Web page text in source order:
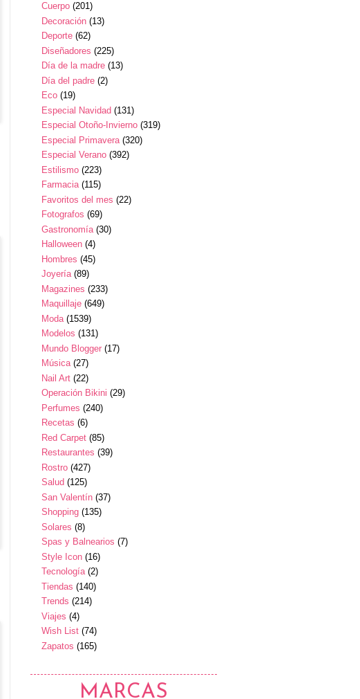
Cuerpo (201)
Decoración (13)
Deporte (62)
Diseñadores (225)
Día de la madre (13)
Día del padre (2)
Eco (19)
Especial Navidad (131)
Especial Otoño-Invierno (319)
Especial Primavera (320)
Especial Verano (392)
Estilismo (223)
Farmacia (115)
Favoritos del mes (22)
Fotografos (69)
Gastronomía (30)
Halloween (4)
Hombres (45)
Joyería (89)
Magazines (233)
Maquillaje (649)
Moda (1539)
Modelos (131)
Mundo Blogger (17)
Música (27)
Nail Art (22)
Operación Bikini (29)
Perfumes (240)
Recetas (6)
Red Carpet (85)
Restaurantes (39)
Rostro (427)
Salud (125)
San Valentín (37)
Shopping (135)
Solares (8)
Spas y Balnearios (7)
Style Icon (16)
Tecnología (2)
Tiendas (140)
Trends (214)
Viajes (4)
Wish List (74)
Zapatos (165)
MARCAS